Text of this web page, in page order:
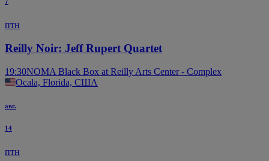
птн
Reilly Noir: Jeff Rupert Quartet
19:30NOMA Black Box at Reilly Arts Center - Complex
Ocala, Florida, США
авг.
14
птн